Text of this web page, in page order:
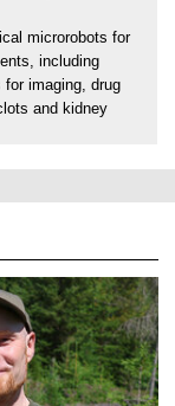
microrobots for
including
for imaging, drug
and kidney